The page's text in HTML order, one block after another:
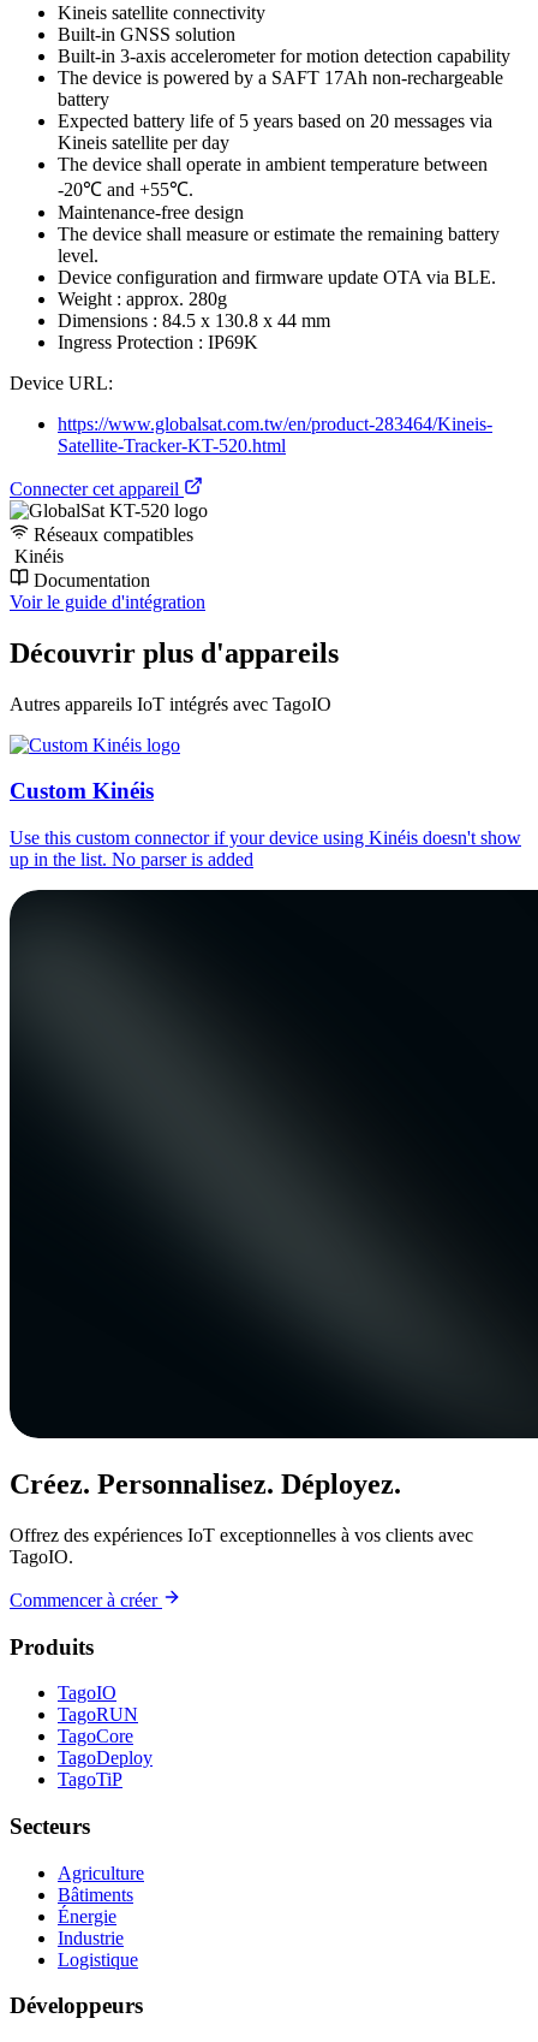
Kineis satellite connectivity
Built-in GNSS solution
Built-in 3-axis accelerometer for motion detection capability
The device is powered by a SAFT 17Ah non-rechargeable
battery
Expected battery life of 5 years based on 20 messages via
Kineis satellite per day
The device shall operate in ambient temperature between
-20℃ and +55℃.
Maintenance-free design
The device shall measure or estimate the remaining battery
level.
Device configuration and firmware update OTA via BLE.
Weight : approx. 280g
Dimensions : 84.5 x 130.8 x 44 mm
Ingress Protection : IP69K
Device URL:
https://www.globalsat.com.tw/en/product-283464/Kineis-
Satellite-Tracker-KT-520.html
Connecter cet appareil
Réseaux compatibles
Kinéis
Documentation
Voir le guide d'intégration
Découvrir plus d'appareils
Autres appareils IoT intégrés avec TagoIO
Custom Kinéis
Use this custom connector if your device using Kinéis doesn't show
up in the list. No parser is added
Créez. Personnalisez. Déployez.
Offrez des expériences IoT exceptionnelles à vos clients avec
TagoIO.
Commencer à créer
Produits
TagoIO
TagoRUN
TagoCore
TagoDeploy
TagoTiP
Secteurs
Agriculture
Bâtiments
Énergie
Industrie
Logistique
Développeurs